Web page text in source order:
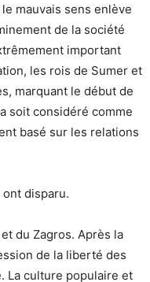
mauvais sens enlève
de la société
important
les rois de Sumer et
marquant le début de
soit considéré comme
basé sur les relations
disparu.
du Zagros. Après la
de la liberté des
La culture populaire et